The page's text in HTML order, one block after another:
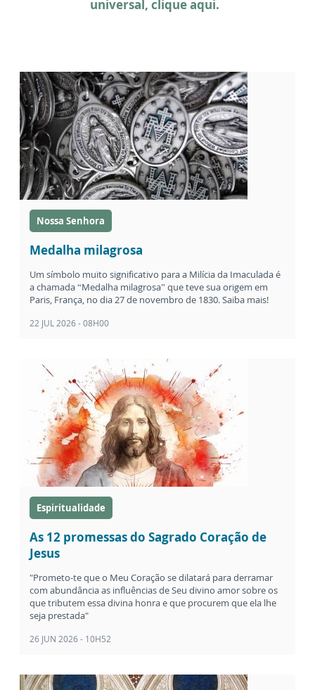
universal, clique aqui.
Nossa Senhora
Medalha milagrosa
Um símbolo muito significativo para a Milícia da Imaculada é
a chamada “Medalha milagrosa” que teve sua origem em
Paris, França, no dia 27 de novembro de 1830. Saiba mais!
22 JUL 2026 - 08H00
Espiritualidade
As 12 promessas do Sagrado Coração de
Jesus
"Prometo-te que o Meu Coração se dilatará para derramar
com abundância as influências de Seu divino amor sobre os
que tributem essa divina honra e que procurem que ela lhe
seja prestada"
26 JUN 2026 - 10H52